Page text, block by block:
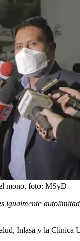
mono, foto: MSyD
Inlasa y la